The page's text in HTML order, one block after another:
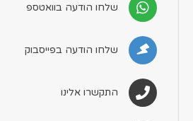
שלחו הודעה בוואטספ
שלחו הודעה בפייסבוק
התקשרו אלינו